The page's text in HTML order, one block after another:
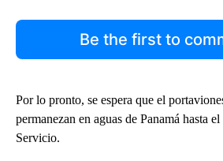
Be the first to
Por lo pronto, se espera que el
permanezan en aguas de Panamá hasta
Servicio.